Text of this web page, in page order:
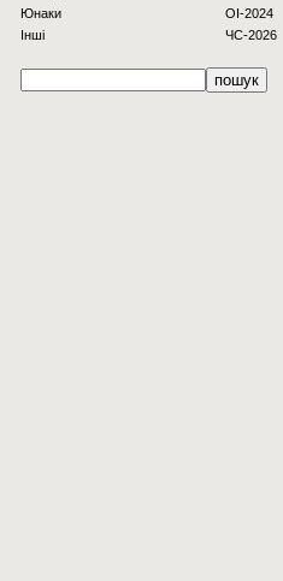
Юнаки
Інші
OI-2024
ЧС-2026